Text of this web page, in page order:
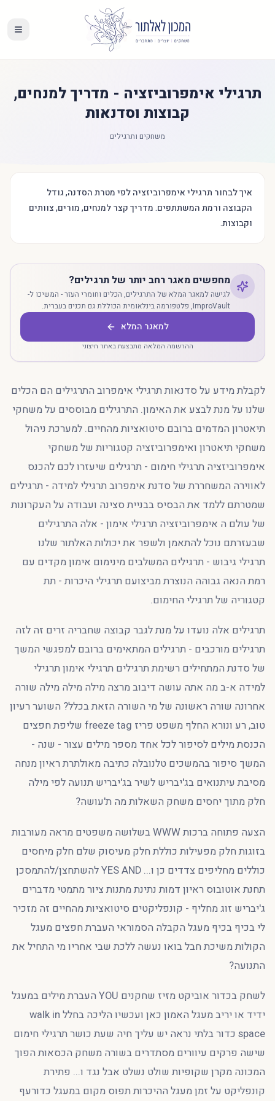
תרגילי אימפרוביזציה - מדריך למנחים,
קבוצות וסדנאות
משחקים ותרגילים
איך לבחור תרגילי אימפרוביזציה לפי מטרת הסדנה, גודל
הקבוצה ורמת המשתתפים. מדריך קצר למנחים, מורים, צוותים
וקבוצות.
מחפשים מאגר רחב יותר של תרגילים?
לגישה למאגר המלא של התרגילים, הכלים וחומרי העזר - המשיכו ל-
ImproVault, פלטפורמה בינלאומית הכוללת גם תכנים בעברית.
למאגר המלא
ההרשמה המלאה מתבצעת באתר חיצוני
לקבלת מידע על סדנאות תרגילי אימפרוב התרגילים הם הכלים
שלנו על מנת לבצע את האימון. התרגילים מבוססים על משחקי
תיאטרון המדמים ברובם סיטואציות מהחיים. למערכת ניהול
משחקי תיאטרון ואימפרוביזציה קטגוריות של משחקי
אימפרוביזציה תרגילי חימום - תרגילים שיעזרו לכם להכנס
לאווירה המשחררת של סדנת אימפרוב תרגילי למידה - תרגילים
שמטרתם ללמד את הבסיס בבניית סצינה ועבודה על העקרונות
של עולם ה אימפרוביזציה תרגילי אימון - אלה התרגילים
שבעזרתם נוכל להתאמן ולשפר את יכולות האלתור שלנו
תרגילי גיבוש - תרגילים המשלבים מינימום אימון מקדים עם
רמת הנאה גבוהה הנוצרת מביצועם תרגילי היכרות - תת
קטגוריה של תרגילי החימום.
תרגילים אלה נועדו על מנת לגבר קבוצה שחבריה זרים זה לזה
תרגילים מורכבים - תרגילים המתאימים ברובם למפגשי המשך
של סדנת המתחילים רשימת תרגילים תרגילי אימון תרגילי
למידה א-ב מה אתה עושה דיבוב מרצה מילה מילה מילה שורה
אחרונה שורה ראשונה של מי השורה הזאת בכלל? השוער רעיון
טוב, רע ונורא החלף משפט פריז freeze tag שליפת חפצים
הכנסת מילים לסיפור לכל אחד מספר מילים עצור - שנה -
המשך סיפור בהמשכים טלנובלה כתיבה מאולתרת ראיון מנחה
מסיבת עיתנואים בג'יבריש לשיר בג'יבריש תנועה לפי מילה
חלק מתוך יחסים משחק השאלות מה ת'עושה?
הצעה פתוחה ברכות WWW בשלושה משפטים מראה מעורבות
בזוגות חלק מפעילות כוללת חלק מעיסוק שלם חלק מיחסים
כוללים מחליפים צדדים כן ו... YES AND להשתחצן/להתמסכן
תחנת אוטובוס ראיון דמות נתינת מתנות ציור מתמטי מדברים
ג'יבריש זוג מחליף - קונפליקטים סיטואציות מהחיים זה מזכיר
לי בכיף בכיף מעגל הקבלה הסמוראי העברת חפצים מעגל
הקולות משיכת חבל בואו נעשה ללכת שבי אחריו מי התחיל את
התנועה?
לשחק בכדור אוביקט מזיז שחקנים YOU העברת מילים במעגל
ידיד או יריב מעגל האמון כאן ועכשיו הליכה בחלל walk in
space כדור בלתי נראה יש עליך חיה שעת כושר תרגילי חימום
שישה פרקים עיוורים מסתדרים בשורה משחק הכסאות הפוך
המכונה מקרן שקופיות שולט נשלט אבל נגד ו... פתירת
קונפליקט על זמן מעגל ההיכרות תפוס מקום במעגל כדורעף